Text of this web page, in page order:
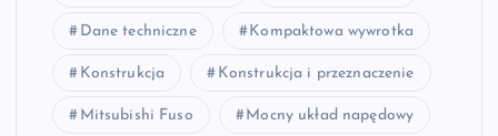
Dane techniczne Kompaktowa wywrotka
Konstrukcja Konstrukcja i przeznaczenie
Mitsubishi Fuso Mocny układ napędowy